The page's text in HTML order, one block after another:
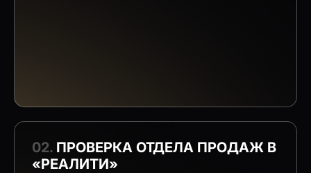
02. ПРОВЕРКА ОТДЕЛА ПРОДАЖ В
«РЕАЛИТИ»